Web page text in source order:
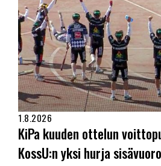
1.8.2026
KiPa kuuden ottelun
KossU:n yksi hurja